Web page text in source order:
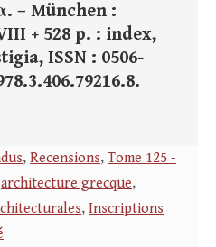
– München :
+ 528 p. : index,
ISSN : 0506-
, Recensions, Tome 125 -
architecture grecque,
, Inscriptions